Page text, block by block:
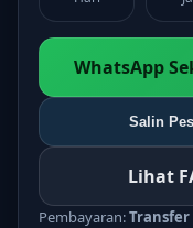
WhatsApp
Salin
Lihat
Pembayaran:Transfer